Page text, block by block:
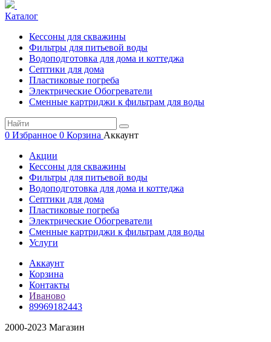
Каталог
Кессоны для скважины
Фильтры для питьевой воды
Водоподготовка для дома и коттеджа
Септики для дома
Пластиковые погреба
Электрические Обогреватели
Сменные картриджи к фильтрам для воды
0 Избранное 0 Корзина Аккаунт
Акции
Кессоны для скважины
Фильтры для питьевой воды
Водоподготовка для дома и коттеджа
Септики для дома
Пластиковые погреба
Электрические Обогреватели
Сменные картриджи к фильтрам для воды
Услуги
Аккаунт
Корзина
Контакты
Иваново
89969182443
2000-2023 Магазин